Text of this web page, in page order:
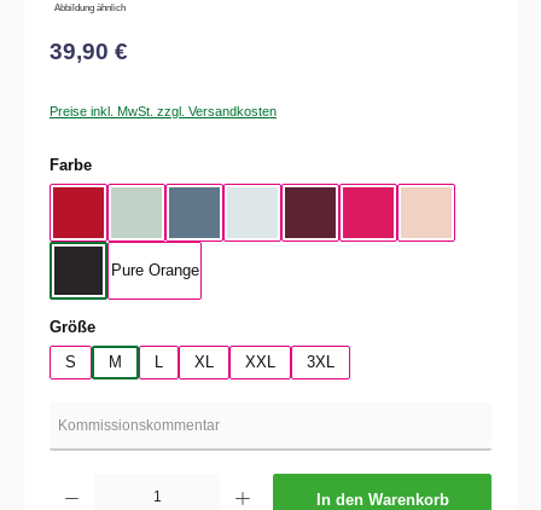
Abbildung ähnlich
39,90 €
Preise inkl. MwSt. zzgl. Versandkosten
Farbeauswählen
Black Pure
Pure Orange
Größeauswählen
S
M XL XXL 3XL
In den Warenkorb